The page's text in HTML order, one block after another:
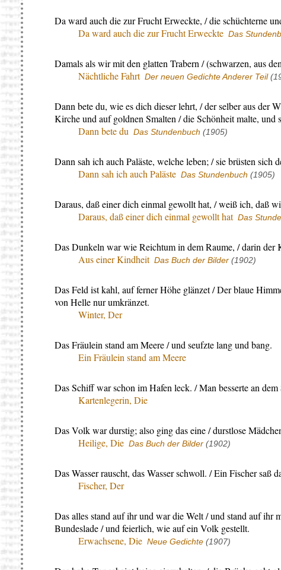
Da ward auch die zur Frucht Erweckte, / die schüchterne
Da ward auch die zur Frucht Erweckte Das
Damals als wir mit den glatten Trabern / (schwarzen, aus
Nächtliche Fahrt Der neuen Gedichte Anderer Teil
Dann bete du, wie es dich dieser lehrt, / der selber aus der
Kirche und auf goldnen Smalten / die Schönheit malte, und
Dann bete du Das Stundenbuch (1905)
Dann sah ich auch Paläste, welche leben; / sie brüsten sich
Dann sah ich auch Paläste Das Stundenbuch (1905)
Daraus, daß einer dich einmal gewollt hat, / weiß ich, daß
Daraus, daß einer dich einmal gewollt hat Das
Das Dunkeln war wie Reichtum in dem Raume, / darin der
Aus einer Kindheit Das Buch der Bilder (1902)
Das Feld ist kahl, auf ferner Höhe glänzet / Der blaue
von Helle nur umkränzet.
Winter, Der
Das Fräulein stand am Meere / und seufzte lang und bang.
Ein Fräulein stand am Meere
Das Schiff war schon im Hafen leck. / Man besserte an dem
Kartenlegerin, Die
Das Volk war durstig; also ging das eine / durstlose
Heilige, Die Das Buch der Bilder (1902)
Das Wasser rauscht, das Wasser schwoll. / Ein Fischer
Fischer, Der
Das alles stand auf ihr und war die Welt / und stand auf
Bundeslade / und feierlich, wie auf ein Volk gestellt.
Erwachsene, Die Neue Gedichte (1907)